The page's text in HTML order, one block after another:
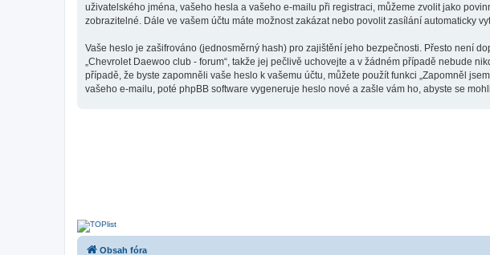
uživatelského jména, vašeho hesla a vašeho e-mailu při registraci, můžeme zvolit jako
zobrazitelné. Dále ve vašem účtu máte možnost zakázat nebo povolit zasílání automaticky
Vaše heslo je zašifrováno (jednosměrný hash) pro zajištění jeho bezpečnosti. Přesto není
„Chevrolet Daewoo club - forum“, takže jej pečlivě uchovejte a v žádném případě nebude
případě, že byste zapomněli vaše heslo k vašemu účtu, můžete použít funkci „Zapomněl
vašeho e-mailu, poté phpBB software vygeneruje heslo nové a zašle vám ho, abyste se
Obsah fóra